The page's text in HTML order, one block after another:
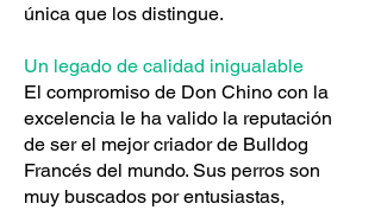
única que los distingue.
Un legado de calidad inigualable
El compromiso de Don Chino con la
excelencia le ha valido la reputación
de ser el mejor criador de Bulldog
Francés del mundo. Sus perros son
muy buscados por entusiastas,